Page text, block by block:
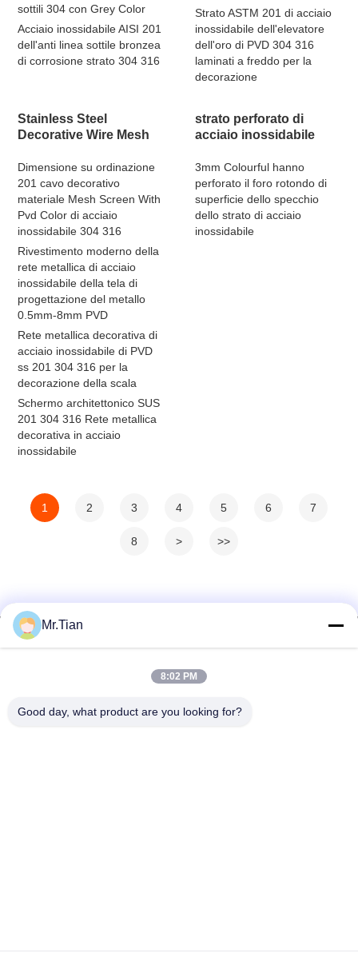
sottili 304 con Grey Color
Acciaio inossidabile AISI 201
dell'anti linea sottile bronzea
di corrosione strato 304 316
Strato ASTM 201 di acciaio
inossidabile dell'elevatore
dell'oro di PVD 304 316
laminati a freddo per la
decorazione
Stainless Steel
Decorative Wire Mesh
Dimensione su ordinazione
201 cavo decorativo
materiale Mesh Screen With
Pvd Color di acciaio
inossidabile 304 316
Rivestimento moderno della
rete metallica di acciaio
inossidabile della tela di
progettazione del metallo
0.5mm-8mm PVD
Rete metallica decorativa di
acciaio inossidabile di PVD
ss 201 304 316 per la
decorazione della scala
Schermo architettonico SUS
201 304 316 Rete metallica
decorativa in acciaio
inossidabile
strato perforato di
acciaio inossidabile
3mm Colourful hanno
perforato il foro rotondo di
superficie dello specchio
dello strato di acciaio
inossidabile
1 2 3 4 5 6 7
8 > >>
Co., Ltd.
Mr.Tian
8:02 PM
Good day, what product are you looking for?